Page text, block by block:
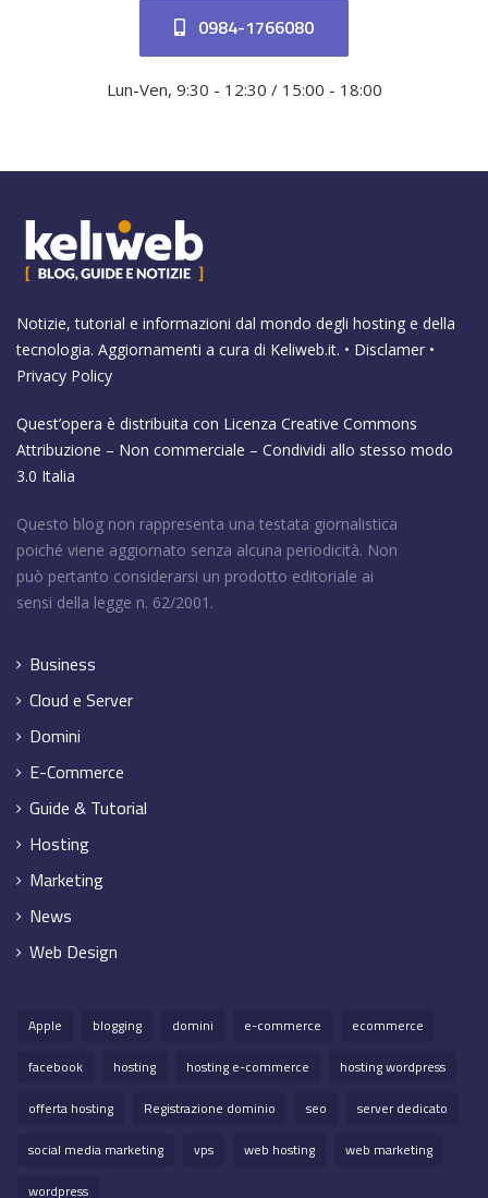
0984-1766080
Lun-Ven, 9:30 - 12:30 / 15:00 - 18:00
Notizie, tutorial e informazioni dal mondo degli hosting e della
tecnologia. Aggiornamenti a cura di Keliweb.it. • Disclamer •
Privacy Policy
Quest’opera è distribuita con Licenza Creative Commons
Attribuzione – Non commerciale – Condividi allo stesso modo
3.0 Italia
Questo blog non rappresenta una testata giornalistica
poiché viene aggiornato senza alcuna periodicità. Non
può pertanto considerarsi un prodotto editoriale ai
sensi della legge n. 62/2001.
Business
Cloud e Server
Domini
E-Commerce
Guide & Tutorial
Hosting
Marketing
News
Web Design
Apple blogging domini e-commerce
ecommerce
facebook
hosting hosting e-commerce
hosting wordpress
offerta hosting
Registrazione dominio seo
server dedicato
social media marketing
vps web hosting
web marketing
wordpress